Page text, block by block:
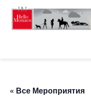
« Все Мероприятия